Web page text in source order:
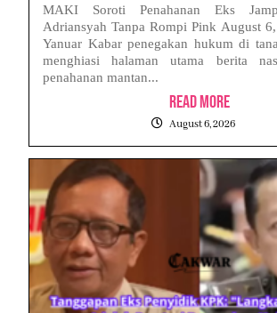
MAKI Soroti Penahanan Eks
Adriansyah Tanpa Rompi Pink August
Yanuar Kabar penegakan hukum di
menghiasi halaman utama berita
penahanan mantan...
Read More
August 6, 2026